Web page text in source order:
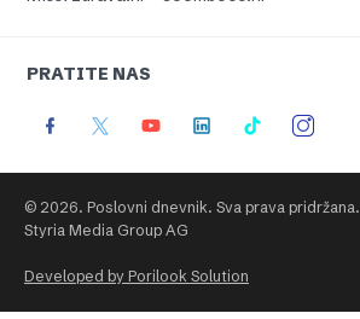
PRATITE NAS
© 2026. Poslovni dnevnik. Sva prava pridržana.
Styria Media Group AG
Developed by Porilook Solution